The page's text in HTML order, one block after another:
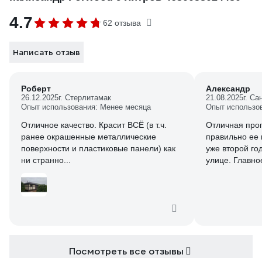
4.7 62 отзыва
Написать отзыв
Роберт
26.12.2025г. Стерлитамак
Опыт использования: Менее месяца
Отличное качество. Красит ВСЁ (в т.ч.
ранее окрашенные металлические
поверхности и пластиковые панели) как
ни странно...
Александр
21.08.2025г.
Опыт
Отличная
правильно ее
уже второй
улице.
Посмотреть все отзывы